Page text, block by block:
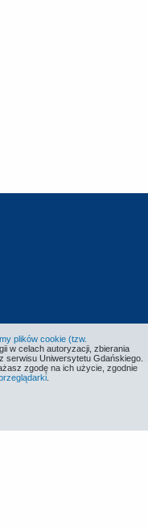
plików cookie (tzw.
w celach autoryzacji, zbierania
serwisu Uniwersytetu Gdańskiego.
zgodę na ich użycie, zgodnie